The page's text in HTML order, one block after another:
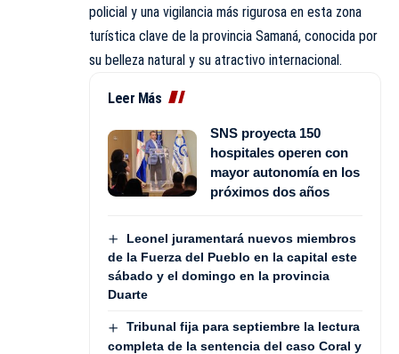
policial y una vigilancia más rigurosa en esta zona
turística clave de la provincia Samaná, conocida por
su belleza natural y su atractivo internacional.
Leer Más
SNS proyecta 150
hospitales operen con
mayor autonomía en los
próximos dos años
Leonel juramentará nuevos miembros
de la Fuerza del Pueblo en la capital este
sábado y el domingo en la provincia
Duarte
Tribunal fija para septiembre la lectura
completa de la sentencia del caso Coral y